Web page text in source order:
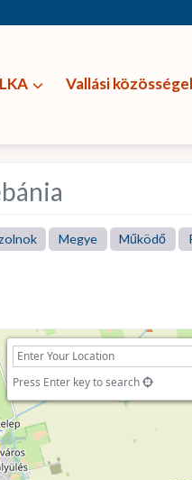
Vallási
Megye Működő
Press Enter key to search